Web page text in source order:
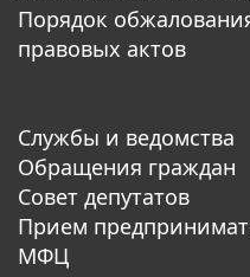
Порядок
правовых актов
Службы и ведомства
Обращения граждан
Совет депутатов
Прием
МФЦ